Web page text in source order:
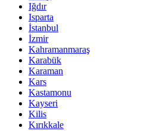
Iğdır
Isparta
İstanbul
İzmir
Kahramanmaraş
Karabük
Karaman
Kars
Kastamonu
Kayseri
Kilis
Kırıkkale